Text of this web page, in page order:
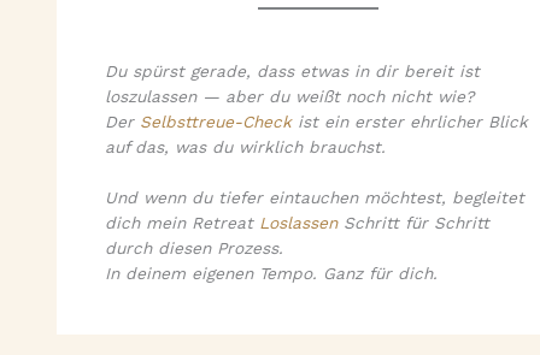
Du spürst gerade, dass etwas in dir bereit ist
loszulassen — aber du weißt noch nicht wie?
Der Selbsttreue-Checkist ein erster ehrlicher Blick
auf das, was du wirklich brauchst.
Und wenn du tiefer eintauchen möchtest, begleitet
dich mein Retreat LoslassenSchritt für Schritt
durch diesen Prozess.
In deinem eigenen Tempo. Ganz für dich.